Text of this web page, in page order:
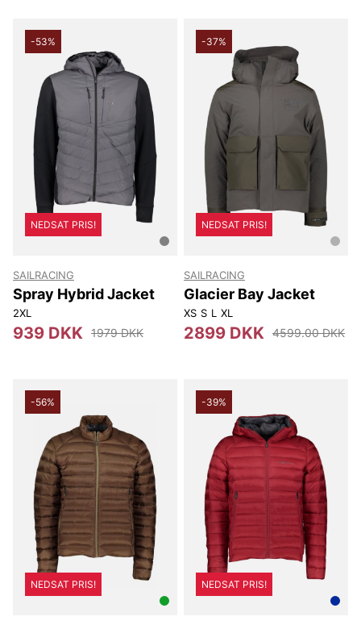
-53%
NEDSAT PRIS!
SAILRACING
Spray Hybrid Jacket
2XL
939 DKK 1979 DKK
-37%
NEDSAT PRIS!
SAILRACING
Glacier Bay Jacket
XS S L XL
2899 DKK 4599.00 DKK
-56%
NEDSAT PRIS!
-39%
NEDSAT PRIS!